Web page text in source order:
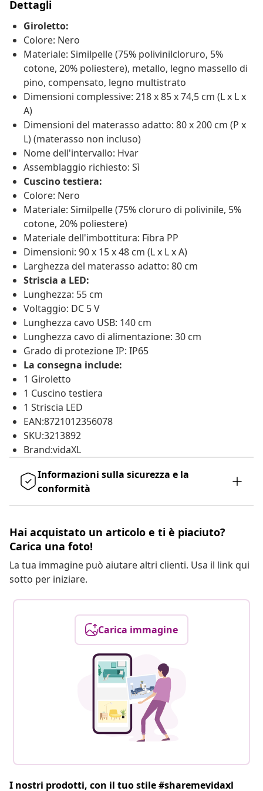
Dettagli
Giroletto:
Colore: Nero
Materiale: Similpelle (75% polivinilcloruro, 5%
cotone, 20% poliestere), metallo, legno massello di
pino, compensato, legno multistrato
Dimensioni complessive: 218 x 85 x 74,5 cm (L x L x
A)
Dimensioni del materasso adatto: 80 x 200 cm (P x
L) (materasso non incluso)
Nome dell'intervallo: Hvar
Assemblaggio richiesto: Sì
Cuscino testiera:
Colore: Nero
Materiale: Similpelle (75% cloruro di polivinile, 5%
cotone, 20% poliestere)
Materiale dell'imbottitura: Fibra PP
Dimensioni: 90 x 15 x 48 cm (L x L x A)
Larghezza del materasso adatto: 80 cm
Striscia a LED:
Lunghezza: 55 cm
Voltaggio: DC 5 V
Lunghezza cavo USB: 140 cm
Lunghezza cavo di alimentazione: 30 cm
Grado di protezione IP: IP65
La consegna include:
1 Giroletto
1 Cuscino testiera
1 Striscia LED
EAN:8721012356078
SKU:3213892
Brand:vidaXL
Informazioni sulla sicurezza e la
conformità
Hai acquistato un articolo e ti è piaciuto?
Carica una foto!
La tua immagine può aiutare altri clienti. Usa il link qui
sotto per iniziare.
Carica immagine
I nostri prodotti, con il tuo stile #sharemevidaxl